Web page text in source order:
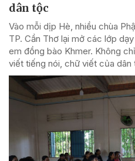
dân tộc
Vào mỗi dịp Hè, nhiều chùa
TP. Cần Thơ lại mở các lớp
em đồng bào Khmer. Không
viết tiếng nói, chữ viết của dân